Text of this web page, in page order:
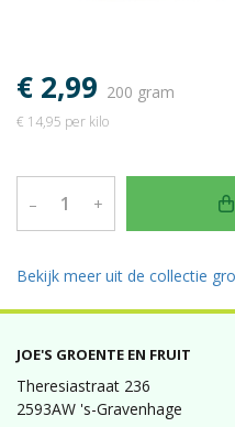
€ 2,99 200 gram
€ 14,95 per kilo
– +
Bekijk meer uit de collectie
JOE'S GROENTE EN FRUIT
Theresiastraat 236
2593AW 's-Gravenhage